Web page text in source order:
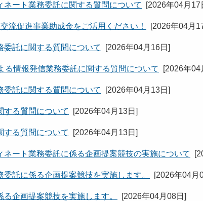
ネート業務委託に関する質問について [2026年04月17
流促進事業助成金をご活用ください！ [2026年04月
託に関する質問について [2026年04月16日 ]
る情報発信業務委託に関する質問について [2026年04
託に関する質問について [2026年04月13日 ]
する質問について [2026年04月13日 ]
する質問について [2026年04月13日 ]
ネート業務委託に係る企画提案競技の実施について [
託に係る企画提案競技を実施します。 [2026年04月
企画提案競技を実施します。 [2026年04月08日 ]